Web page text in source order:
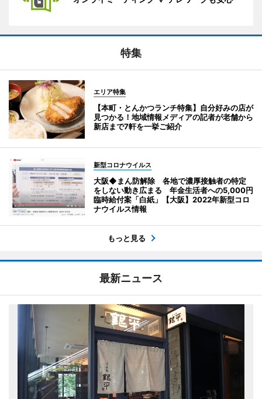
特集
エリア特集
【本町・とんかつランチ特集】自分好みの店が
見つかる！地域情報メディアの記者が老舗から
新店まで7軒を一挙ご紹介
新型コロナウイルス
大阪◆まん防解除 各地で濃厚接触者の特定
をしない動き広まる 年金生活者への5,000円
臨時給付案「白紙」【大阪】2022年新型コロ
ナウイルス情報
もっと見る
最新ニュース